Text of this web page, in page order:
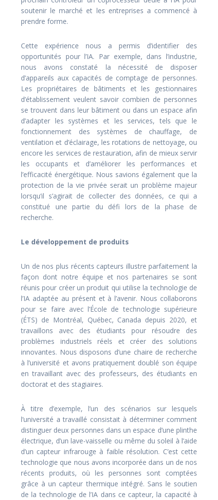
soutenir le marché et les entreprises a commencé à
prendre forme.
Cette expérience nous a permis d’identifier des
opportunités pour l’IA. Par exemple, dans l’industrie,
nous avons constaté la nécessité de disposer
d’appareils aux capacités de comptage de personnes.
Les propriétaires de bâtiments et les gestionnaires
d’établissement veulent savoir combien de personnes
se trouvent dans leur bâtiment ou dans un espace afin
d’adapter les systèmes et les services, tels que le
fonctionnement des systèmes de chauffage, de
ventilation et d’éclairage, les rotations de nettoyage, ou
encore les services de restauration, afin de mieux servir
les occupants et d’améliorer les performances et
l’efficacité énergétique. Nous savions également que la
protection de la vie privée serait un problème majeur
lorsqu’il s’agirait de collecter des données, ce qui a
constitué une partie du défi lors de la phase de
recherche.
Le développement de produits
Un de nos plus récents capteurs illustre parfaitement la
façon dont notre équipe et nos partenaires se sont
réunis pour créer un produit qui utilise la technologie de
l’IA adaptée au présent et à l’avenir. Nous collaborons
pour se faire avec l’École de technologie supérieure
(ÉTS) de Montréal, Québec, Canada depuis 2020, et
travaillons avec des étudiants pour résoudre des
problèmes industriels réels et créer des solutions
innovantes. Nous disposons d’une chaire de recherche
à l’université et avons pratiquement doublé son équipe
en travaillant avec des professeurs, des étudiants en
doctorat et des stagiaires.
À titre d’exemple, l’un des scénarios sur lesquels
l’université a travaillé consistait à déterminer comment
distinguer deux personnes dans un espace d’une plinthe
électrique, d’un lave-vaisselle ou même du soleil à l’aide
d’un capteur infrarouge à faible résolution. C’est cette
technologie que nous avons incorporée dans un de nos
récents produits, où les personnes sont comptées
grâce à un capteur thermique intégré. Sans le soutien
de la technologie de l’IA dans ce capteur, la capacité à